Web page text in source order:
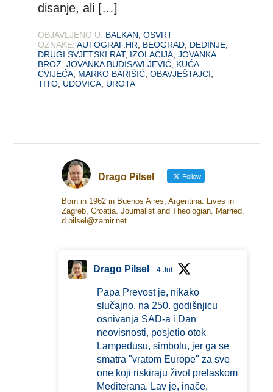
disanje, ali […]
OBJAVLJENO U: BALKAN ,OSVRT
OZNAKE: AUTOGRAF.HR BEOGRAD DEDINJE
DRUGI SVJETSKI RAT, IZOLACIJA ,JOVANKA
BROZ ,JOVANKA BUDISAVLJEVIĆ KUĆA
CVIJEĆA MARKO BARIŠIĆ ,OBAVJEŠTAJCI
TITO UDOVICA UROTA
Drago Pilsel Follow
Born in 1962 in Buenos Aires, Argentina. Lives in
Zagreb, Croatia. Journalist and Theologian. Married.
d.pilsel@zamir.net
Drago Pilsel 4 Jul
Papa Prevost je, nikako
slučajno, na 250. godišnjicu
osnivanja SAD-a i Dan
neovisnosti, posjetio otok
Lampedusu, simbolu, jer ga se
smatra "vratom Europe" za sve
one koji riskiraju život prelaskom
Mediterana. Lav je, inače,